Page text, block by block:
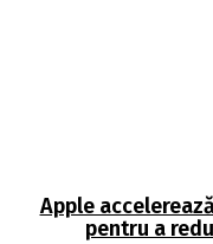
Apple
pentru a